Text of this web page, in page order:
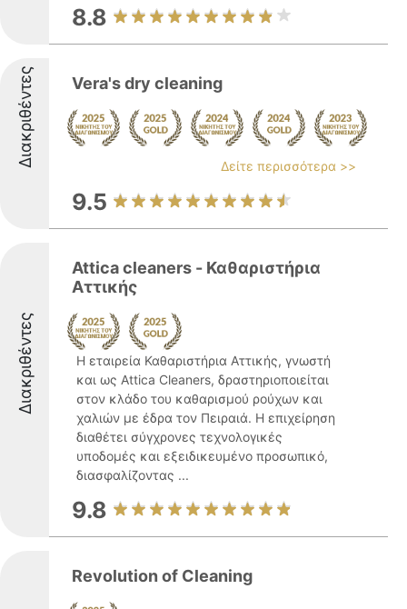
8.8
Διακριθέντες Vera's dry cleaning
Δείτε περισσότερα >>
9.5
Διακριθέντες
Attica cleaners - Καθαριστήρια
Αττικής
Η εταιρεία Καθαριστήρια Αττικής, γνωστή
και ως Attica Cleaners, δραστηριοποιείται
στον κλάδο του καθαρισμού ρούχων και
χαλιών με έδρα τον Πειραιά. Η επιχείρηση
διαθέτει σύγχρονες τεχνολογικές
υποδομές και εξειδικευμένο προσωπικό,
διασφαλίζοντας ...
9.8
Revolution of Cleaning